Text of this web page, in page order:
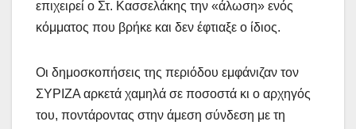
επιχειρεί ο Στ. Κασσελάκης την «άλωση» ενός
κόμματος που βρήκε και δεν έφτιαξε ο ίδιος.
Οι δημοσκοπήσεις της περιόδου εμφάνιζαν τον
ΣΥΡΙΖΑ αρκετά χαμηλά σε ποσοστά κι ο αρχηγός
του, ποντάροντας στην άμεση σύνδεση με τη